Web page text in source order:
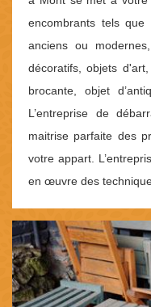
encombrants tels que
anciens ou
décoratifs, objets
brocante, objet
L’entreprise de
maitrise parfaite des
votre appart.
en œuvre des